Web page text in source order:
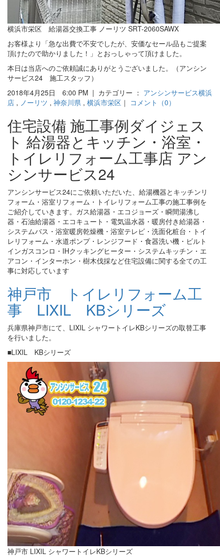
横浜市栄区 給湯器交換工事 ノーリツ SRT-2060SAWX
お客様より「急な出費で不安でしたが、安価なセール品もご提案
頂けたので助かりました！」とおっしゃって頂けました。
本日は当店へのご依頼誠にありがとうございました。（アンシン
サービス24 施工スタッフ）
2018年4月25日 6:00 PM | カテゴリー ： アンシンサービス横浜
店 , ノーリツ , 神奈川県 , 横浜市栄区 ｜ コメント（0）
住宅設備 施工事例ダイジェス
ト 給湯器とキッチン・浴室・
トイレリフォーム工事店 アン
シンサービス24
アンシンサービス24にご依頼いただいた、給湯機器とキッチンリ
フォーム・浴室リフォーム・トイレリフォーム工事の施工事例を
ご紹介していきます。ガス給湯器・エコジョーズ・瞬間湯沸し
器・石油給湯器・エコキュート・電気温水器・暖房付き給湯器・
システムバス・浴室暖房乾燥機・浴室テレビ・洗面化粧台・トイ
レリフォーム・水道ポンプ・レンジフード・食器洗い機・ビルト
インガスコンロ・IHクッキングヒーター・システムキッチン・エ
アコン・インターホン・樹木伐採など住宅設備に関する全ての工
事に対応しています
神戸市 トイレリフォーム工
事 LIXIL KBシリーズ
兵庫県神戸市にて、LIXIL シャワートイレKBシリーズの取替工事
を行いました。
■LIXIL KBシリーズ
神戸市 LIXIL シャワートイレKBシリーズ